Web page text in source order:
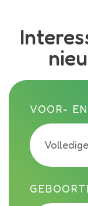
Call me back by
VOOR-